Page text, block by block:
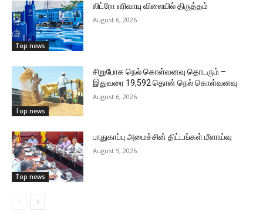
Top news
லிட்ரோ எரிவாயு விலையில் திருத்தம்
August 6, 2026
Top news
சிறுபோக நெல் கொள்வனவு தொடரும் –
இதுவரை 19,592 தொன் நெல் கொள்வனவு
August 6, 2026
Top news
பாதுகாப்பு அமைச்சின் திட்டங்கள் மீளாய்வு
August 5, 2026